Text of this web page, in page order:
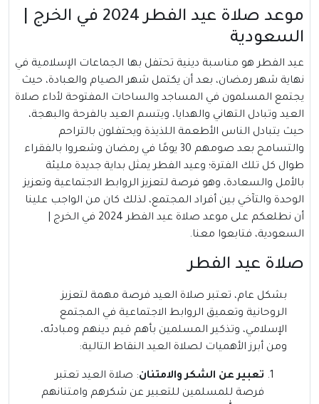
موعد صلاة عيد الفطر 2024 في الخرج |
السعودية
عيد الفطر هو مناسبة دينية تحتفل بها الجماعات الإسلامية في
نهاية شهر رمضان، بعد أن يكتمل شهر الصيام والعبادة، حيث
يجتمع المسلمون في المساجد والساحات المفتوحة لأداء صلاة
العيد وتبادل التهاني والهدايا، ويتسم العيد بالفرحة والبهجة،
حيث يتبادل الناس الأطعمة اللذيذة ويحتفلون بالتراحم
والتسامح بعد صومهم 30 يومًا في رمضان وشعروا بالفقراء
طوال كل تلك الفترة؛ وعيد الفطر يمثل بداية جديدة مليئة
بالأمل والسعادة، وهو فرصة لتعزيز الروابط الاجتماعية وتعزيز
الوحدة والتآخي بين أفراد المجتمع، لذلك كان من الواجب علينا
أن نطلعكم على موعد صلاة عيد الفطر 2024 في الخرج |
السعودية، فتابعوا معنا.
صلاة عيد الفطر
بشكل عام، تعتبر صلاة العيد فرصة مهمة لتعزيز
الروحانية وتعميق الروابط الاجتماعية في المجتمع
الإسلامي، وتذكير المسلمين بأهم قيم دينهم ومبادئه،
ومن أبرز الأهميات لصلاة العيد النقاط التالية:
تعبير عن الشكر والامتنان: صلاة العيد تعتبر
فرصة للمسلمين للتعبير عن شكرهم وامتنانهم